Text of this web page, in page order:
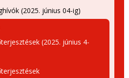
(2025. június 04-ig)
(2025. június 4-